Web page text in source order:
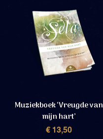
Muziekboek ‘Vreugde van
mijn hart’
Prijs
€ 13,50